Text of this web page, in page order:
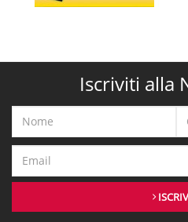
Iscriviti alla